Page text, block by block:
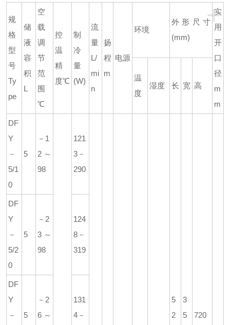
+
规
格
型
号
Ty
pe
储
液
容
积
L
空
载
调
节
范
围
℃
控
温
精
度℃
制
冷
量
(W)
流
量
L/
mi
n
扬
程
m
电源
环境
外形尺寸
(mm)
实
用
开
口
径
m
m
温
度
湿度 长 宽 高
DF
Y
－
5/1
0
5
－1
2～
98
121
3－
290
5
2
3
5
720
DF
Y
－
5/2
0
5
－2
3～
98
124
8－
319
DF
Y
－
5
－2
6～
131
4－